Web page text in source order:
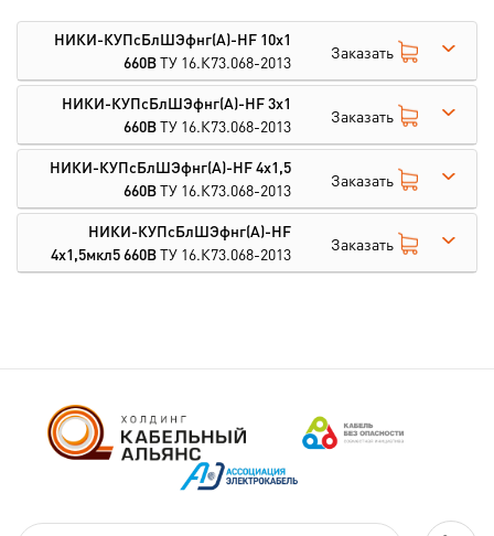
НИКИ-КУПсБлШЭфнг(А)-HF 10х1
660ВТУ 16.К73.068-2013 Заказать
НИКИ-КУПсБлШЭфнг(А)-HF 3х1
660ВТУ 16.К73.068-2013 Заказать
НИКИ-КУПсБлШЭфнг(А)-HF 4х1,5
660ВТУ 16.К73.068-2013 Заказать
НИКИ-КУПсБлШЭфнг(А)-HF
4х1,5мкл5 660ВТУ 16.К73.068-2013 Заказать